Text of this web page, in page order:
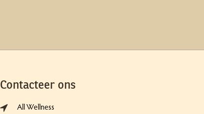
Contacteer ons
All Wellness